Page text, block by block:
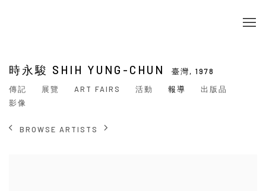
時永駿 SHIH YUNG-CHUN 臺灣, 1978
傳記
展覽 ART FAIRS 活動 報導
出版品
影像
BROWSE ARTISTS